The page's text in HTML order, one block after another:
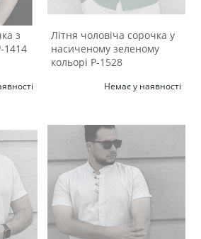
з
1414
Літня чоловіча сорочка у
насиченому зеленому
кольорі Р-1528
Немає у наявності